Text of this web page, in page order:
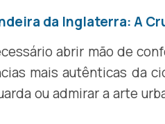
da Inglaterra: A
abrir mão de
mais autênticas da
ou admirar a arte